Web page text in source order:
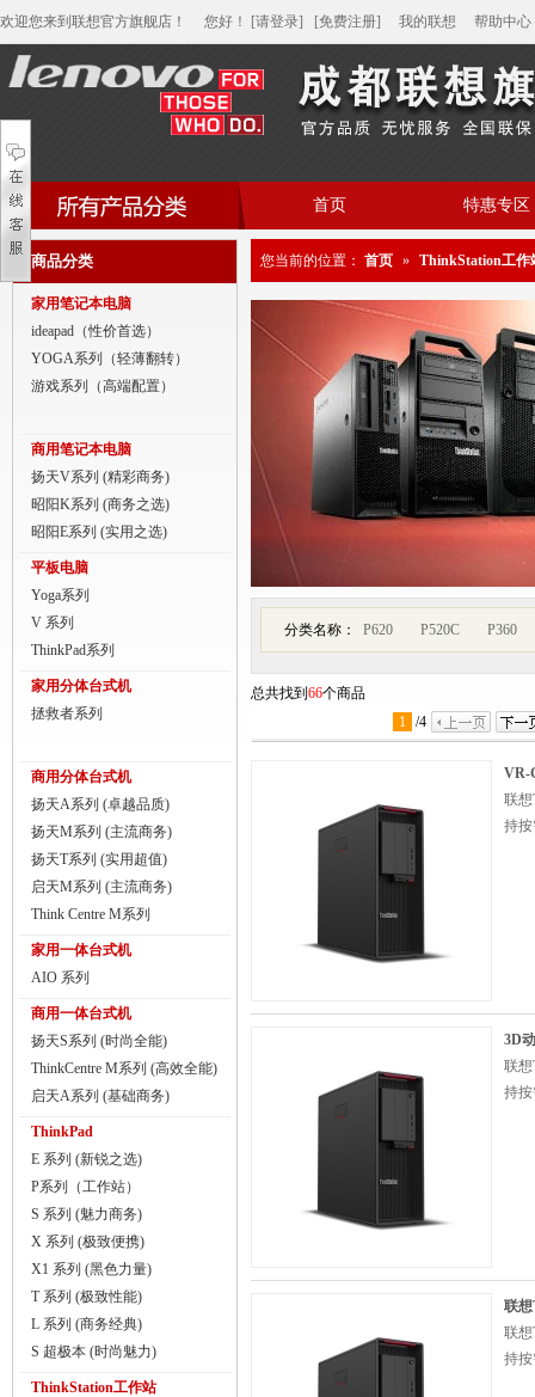
欢迎您来到联想官方旗舰店！ 您好 ！ [请登录] [免费注册] 我的联想 帮助中心
家用笔记本电脑
商用笔记本电脑
平板电脑
商用分体台式机
家用一体台式机
ThinkPad
ThinkStation工作站
联想服务器
首页 特惠专区
帮助中心
商品分类
家用笔记本电脑
ideapad（性价首选）
YOGA系列（轻薄翻转）
游戏系列（高端配置）
商用笔记本电脑
扬天V系列 (精彩商务)
昭阳K系列 (商务之选)
昭阳E系列 (实用之选)
平板电脑
Yoga系列
V 系列
ThinkPad系列
家用分体台式机
拯救者系列
商用分体台式机
扬天A系列 (卓越品质)
扬天M系列 (主流商务)
扬天T系列 (实用超值)
启天M系列 (主流商务)
Think Centre M系列
家用一体台式机
AIO 系列
商用一体台式机
扬天S系列 (时尚全能)
ThinkCentre M系列 (高效全能)
启天A系列 (基础商务)
ThinkPad
E 系列 (新锐之选)
P系列（工作站）
S 系列 (魅力商务)
X 系列 (极致便携)
X1 系列 (黑色力量)
T 系列 (极致性能)
L 系列 (商务经典)
S 超极本 (时尚魅力)
ThinkStation工作站
您当前的位置： 首页 » ThinkStation工作
分类名称： P620 P520C P360
总共找到 66个商品
1 /4
VR-
联想
持
3D
联想
持
联
联想
持